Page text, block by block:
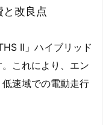
と改良点
II」ハイブリッド
これにより、エン
速域での電動走行